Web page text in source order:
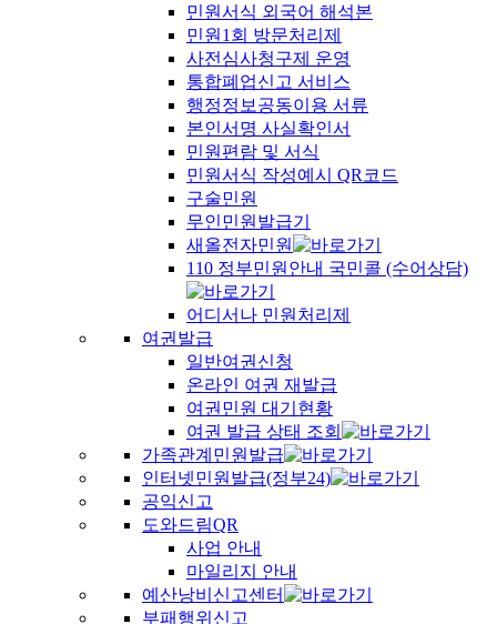
민원서식 외국어 해석본
민원1회 방문처리제
사전심사청구제 운영
통합폐업신고 서비스
행정정보공동이용 서류
본인서명 사실확인서
민원편람 및 서식
민원서식 작성예시 QR코드
구술민원
무인민원발급기
새올전자민원
110 정부민원안내 국민콜 (수어상담)
어디서나 민원처리제
여권발급
일반여권신청
온라인 여권 재발급
여권민원 대기현황
여권 발급 상태 조회
가족관계민원발급
인터넷민원발급(정부24)
공익신고
도와드림QR
사업 안내
마일리지 안내
예산낭비신고센터
부패행위신고